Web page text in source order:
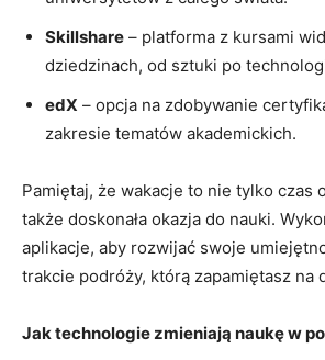
Skillshare – platforma z kursami
dziedzinach, od sztuki po
edX – ‌opcja na zdobywanie
⁤zakresie tematów ⁣akademickich.
Pamiętaj, że wakacje to⁢ nie⁢ tylko czas
także‌ doskonała ‍okazja do nauki.⁢
aplikacje,⁢ aby rozwijać ‌swoje
trakcie​ podróży, którą zapamiętasz⁢ na
Jak ⁣technologie zmieniają‍ naukę w